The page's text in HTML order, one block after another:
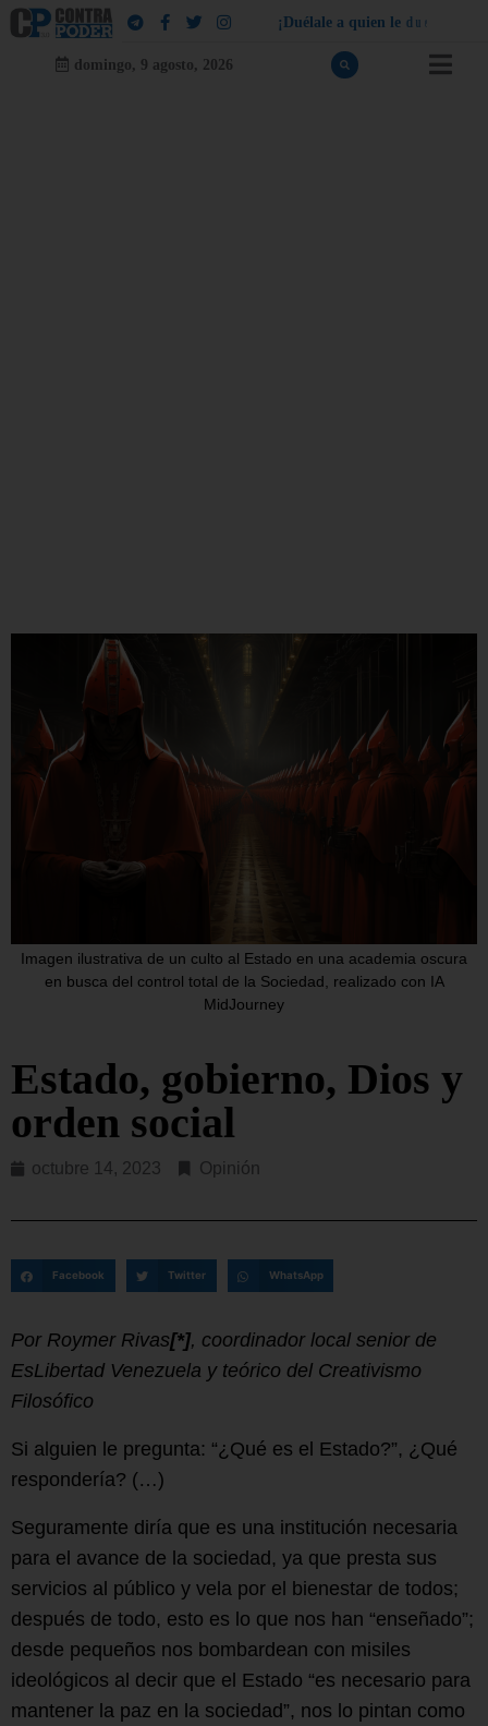
¡ Dué a e a quien e d u e
domingo, 9 agosto, 2026
Imagen ilustrativa de un culto al Estado en una academia oscura
en busca del control total de la Sociedad, realizado con IA
MidJourney
Estado, gobierno, Dios y
orden social
octubre 14, 2023 Opinión
Facebook Twitter WhatsApp
Por Roymer Rivas[*], coordinador local senior de
EsLibertad Venezuela y teórico del Creativismo
Filosófico
Si alguien le pregunta: “¿Qué es el Estado?”, ¿Qué
respondería? (…)
Seguramente diría que es una institución necesaria
para el avance de la sociedad, ya que presta sus
servicios al público y vela por el bienestar de todos;
después de todo, esto es lo que nos han “enseñado”;
desde pequeños nos bombardean con misiles
ideológicos al decir que el Estado “es necesario para
mantener la paz en la sociedad”, nos lo pintan como